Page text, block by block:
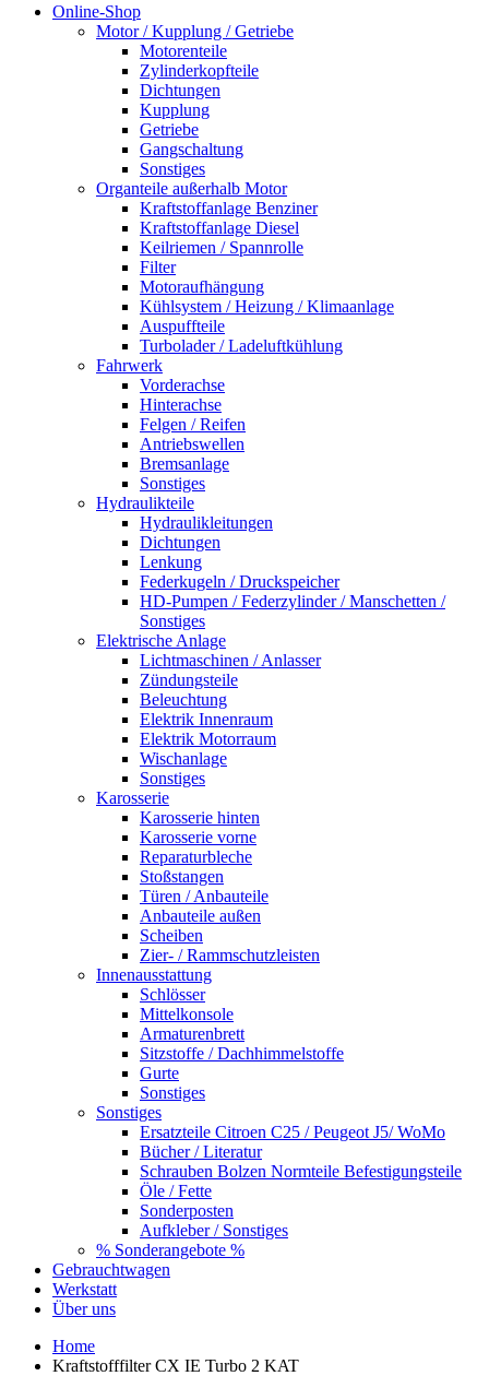
Online-Shop
Motor / Kupplung / Getriebe
Motorenteile
Zylinderkopfteile
Dichtungen
Kupplung
Getriebe
Gangschaltung
Sonstiges
Organteile außerhalb Motor
Kraftstoffanlage Benziner
Kraftstoffanlage Diesel
Keilriemen / Spannrolle
Filter
Motoraufhängung
Kühlsystem / Heizung / Klimaanlage
Auspuffteile
Turbolader / Ladeluftkühlung
Fahrwerk
Vorderachse
Hinterachse
Felgen / Reifen
Antriebswellen
Bremsanlage
Sonstiges
Hydraulikteile
Hydraulikleitungen
Dichtungen
Lenkung
Federkugeln / Druckspeicher
HD-Pumpen / Federzylinder / Manschetten /
Sonstiges
Elektrische Anlage
Lichtmaschinen / Anlasser
Zündungsteile
Beleuchtung
Elektrik Innenraum
Elektrik Motorraum
Wischanlage
Sonstiges
Karosserie
Karosserie hinten
Karosserie vorne
Reparaturbleche
Stoßstangen
Türen / Anbauteile
Anbauteile außen
Scheiben
Zier- / Rammschutzleisten
Innenausstattung
Schlösser
Mittelkonsole
Armaturenbrett
Sitzstoffe / Dachhimmelstoffe
Gurte
Sonstiges
Sonstiges
Ersatzteile Citroen C25 / Peugeot J5/ WoMo
Bücher / Literatur
Schrauben Bolzen Normteile Befestigungsteile
Öle / Fette
Sonderposten
Aufkleber / Sonstiges
% Sonderangebote %
Gebrauchtwagen
Werkstatt
Über uns
Home
Kraftstofffilter CX IE Turbo 2 KAT